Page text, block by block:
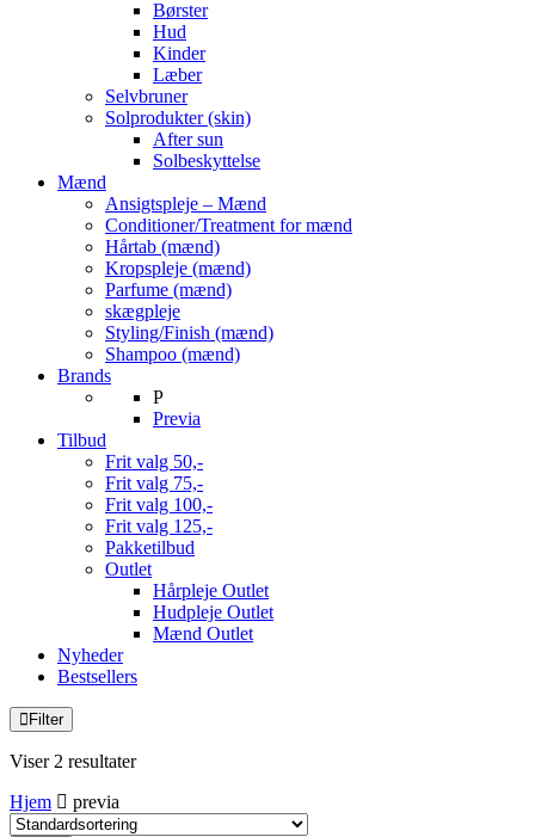
Børster
Hud
Kinder
Læber
Selvbruner
Solprodukter (skin)
After sun
Solbeskyttelse
Mænd
Ansigtspleje – Mænd
Conditioner/Treatment for mænd
Hårtab (mænd)
Kropspleje (mænd)
Parfume (mænd)
skægpleje
Styling/Finish (mænd)
Shampoo (mænd)
Brands
P
Previa
Tilbud
Frit valg 50,-
Frit valg 75,-
Frit valg 100,-
Frit valg 125,-
Pakketilbud
Outlet
Hårpleje Outlet
Hudpleje Outlet
Mænd Outlet
Nyheder
Bestsellers
Filter
Viser 2 resultater
Hjem
previa